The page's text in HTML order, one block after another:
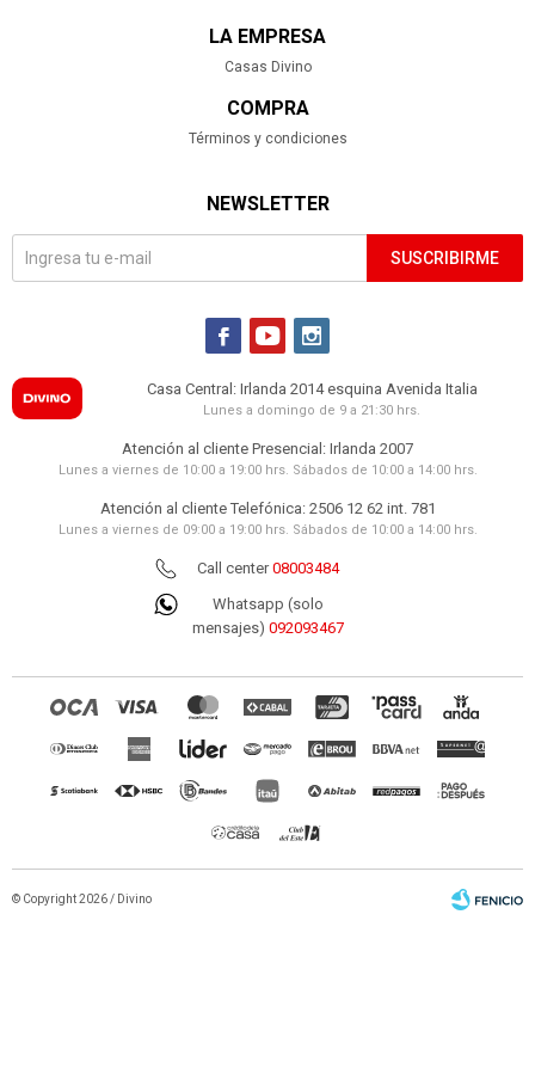
LA EMPRESA
Casas Divino
COMPRA
Términos y condiciones
NEWSLETTER
SUSCRIBIRME
  
Casa Central: Irlanda 2014 esquina Avenida Italia
Lunes a domingo de 9 a 21:30 hrs.
Atención al cliente Presencial: Irlanda 2007
Lunes a viernes de 10:00 a 19:00 hrs. Sábados de 10:00 a 14:00 hrs.
Atención al cliente Telefónica: 2506 12 62 int. 781
Lunes a viernes de 09:00 a 19:00 hrs. Sábados de 10:00 a 14:00 hrs.
Call center08003484
Whatsapp (solo
mensajes) 092093467
© Copyright 2026 / Divino